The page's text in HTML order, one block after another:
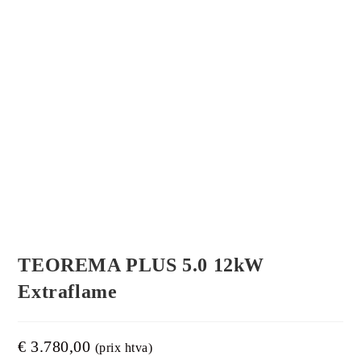
TEOREMA PLUS 5.0 12kW
Extraflame
€ 3.780,00 (prix htva)